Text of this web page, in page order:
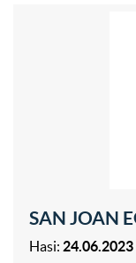
SAN JOAN
Hasi: